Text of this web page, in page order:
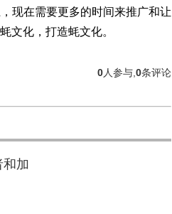
现在需要更多的时间来推广和让
文化，打造蚝文化。
0条评论
0人参与,
加